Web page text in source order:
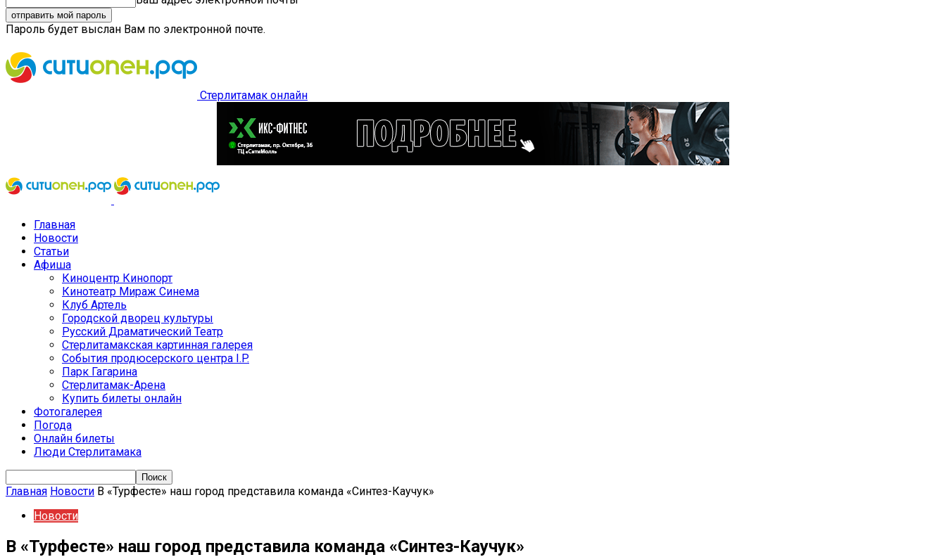
Пароль будет выслан Вам по электронной почте.
Стерлитамак онлайн
Главная
Новости
Статьи
Афиша
Киноцентр Кинопорт
Кинотеатр Мираж Синема
Клуб Артель
Городской дворец культуры
Русский Драматический Театр
Стерлитамакская картинная галерея
События продюсерского центра I.P.
Парк Гагарина
Стерлитамак-Арена
Купить билеты онлайн
Фотогалерея
Погода
Онлайн билеты
Люди Стерлитамака
Главная Новости В «Турфесте» наш город представила команда «Синтез-Каучук»
Новости
В «Турфесте» наш город представила команда «Синтез-Каучук»